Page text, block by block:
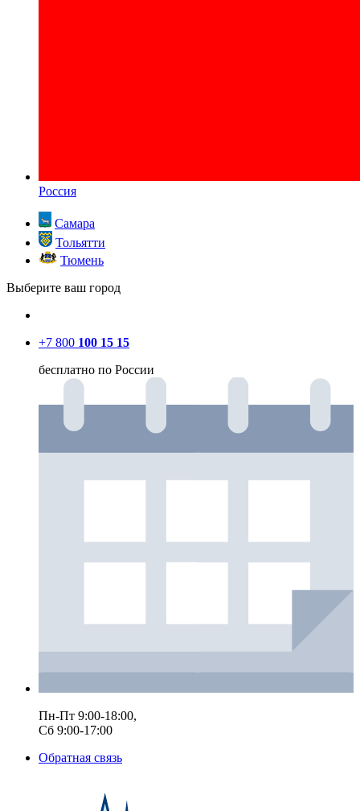
Россия
Самара
Тольятти
Тюмень
Выберите ваш город
+7 800 100 15 15
бесплатно по России
Пн-Пт 9:00-18:00,
Сб 9:00-17:00
Обратная связь